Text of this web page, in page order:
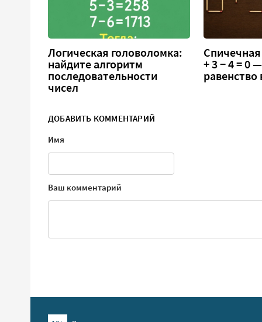
Логическая головоломка:
найдите алгоритм
последовательности
чисел
+ 3 − 4 = 0
ДОБАВИТЬ КОММЕНТАРИЙ
Имя
Ваш комментарий